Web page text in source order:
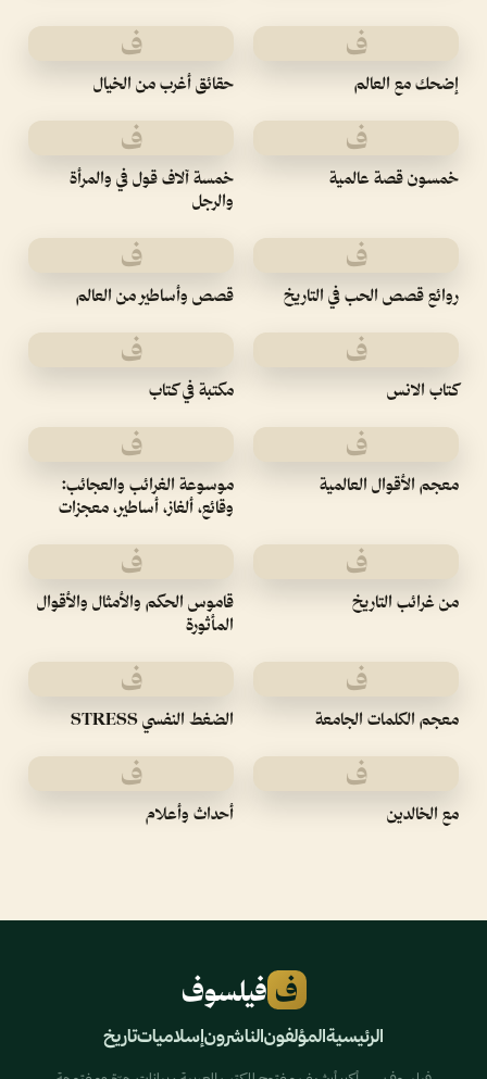
ف
إضحك مع العالم
ف
حقائق أغرب من الخيال
ف
خمسون قصة عالمية
ف
خمسة آلاف قول في والمرأة
والرجل
ف
روائع قصص الحب في التاريخ
ف
قصص وأساطير من العالم
ف
كتاب الانس
ف
مكتبة في كتاب
ف
معجم الأقوال العالمية
ف
موسوعة الغرائب والعجائب:
وقائع، ألغاز، أساطير، معجزات
ف
من غرائب التاريخ
ف
قاموس الحكم والأمثال والأقوال
المأثورة
ف
معجم الكلمات الجامعة
ف
الضغط النفسي STRESS
ف
مع الخالدين
ف
أحداث وأعلام
ف فيلسوف
الرئيسيةالمؤلفونالناشرونإسلامياتتاريخ